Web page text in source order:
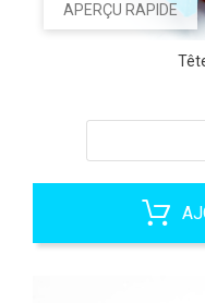
APERÇU RAPIDE